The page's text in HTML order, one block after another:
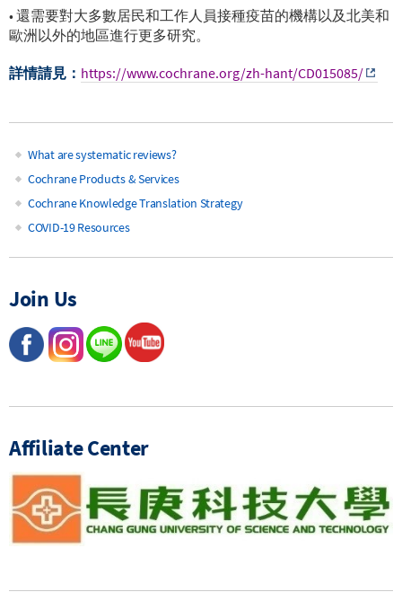
• 還需要對大多數居民和工作人員接種疫苗的機構以及北美和
歐洲以外的地區進行更多研究。
詳情請見： https://www.cochrane.org/zh-hant/CD015085/
Main
What are systematic reviews?
Cochrane Products & Services
Cochrane Knowledge Translation Strategy
COVID-19 Resources
Join Us
Affiliate Center